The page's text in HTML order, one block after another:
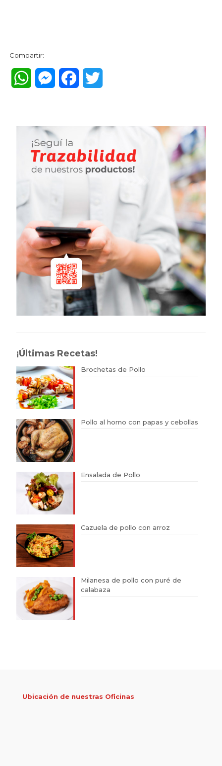
Compartir:
WhatsAppMessengerFacebook
¡Últimas Recetas!
Brochetas de Pollo
Pollo al horno con papas y cebollas
Ensalada de Pollo
Cazuela de pollo con arroz
Milanesa de pollo con puré de
calabaza
Ubicación de nuestras Oficinas